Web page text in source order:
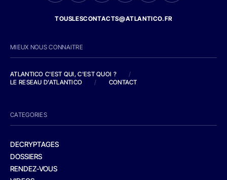
TOUSLESCONTACTS@ATLANTICO.FR
MIEUX NOUS CONNAITRE
ATLANTICO C'EST QUI, C'EST QUOI ?
/
LE RESEAU D'ATLANTICO
/ CONTACT
CATEGORIES
DECRYPTAGES
DOSSIERS
RENDEZ-VOUS